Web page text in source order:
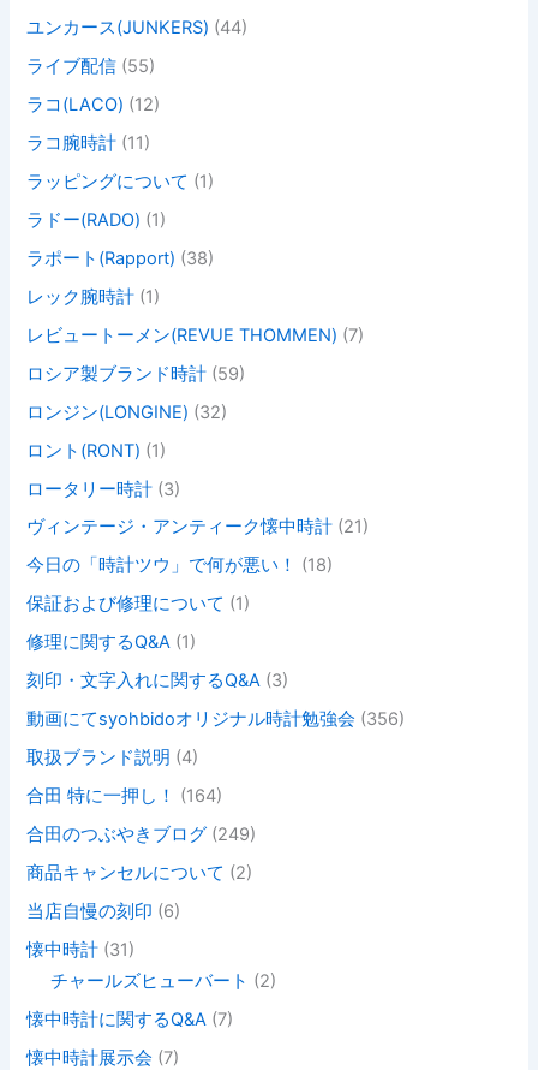
ユンカース(JUNKERS) (44)
ライブ配信 (55)
ラコ(LACO) (12)
ラコ腕時計 (11)
ラッピングについて (1)
ラドー(RADO) (1)
ラポート(Rapport) (38)
レック腕時計 (1)
レビュートーメン(REVUE THOMMEN) (7)
ロシア製ブランド時計 (59)
ロンジン(LONGINE) (32)
ロント(RONT) (1)
ロータリー時計 (3)
ヴィンテージ・アンティーク懐中時計 (21)
今日の「時計ツウ」で何が悪い！
(18)
保証および修理について (1)
修理に関するQ&A (1)
刻印・文字入れに関するQ&A (3)
動画にてsyohbidoオリジナル時計勉強会 (356)
取扱ブランド説明 (4)
合田 特に一押し！
(164)
合田のつぶやきブログ (249)
商品キャンセルについて (2)
当店自慢の刻印 (6)
懐中時計 (31)
チャールズヒューバート (2)
懐中時計に関するQ&A (7)
懐中時計展示会 (7)